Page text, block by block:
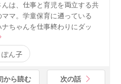
は、仕事と育児を両立する共
マ。学童保育に通っている
ちゃんを仕事終わりにダッ
ぽん子
から読む 次の話